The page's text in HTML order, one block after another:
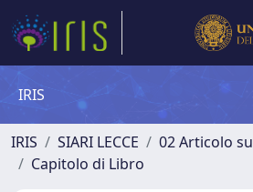
IRIS
IRIS SIARI LECCE
02 Articolo
Capitolo di Libro